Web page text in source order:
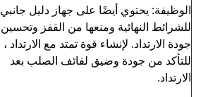
الوظيفة: يحتوي أيضًا على جهاز دليل جانبي
للشرائط النهائية ومنعها من القفز وتحسين
جودة الارتداد. لإنشاء قوة تمتد مع الارتداد ،
للتأكد من جودة وضيق لفائف الصلب بعد
الارتداد.